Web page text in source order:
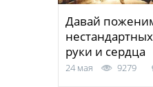
Давай
руки и сердца
24 мая 9279